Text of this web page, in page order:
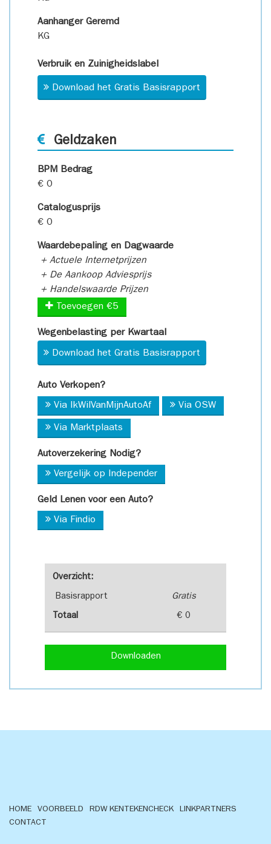
Overzicht:
Basisrapport Gratis
Totaal € 0
Downloaden
Aanhanger Geremd
KG
Verbruik en Zuinigheidslabel
Download het Gratis Basisrapport
Geldzaken
BPM Bedrag
€ 0
Catalogusprijs
€ 0
Waardebepaling en Dagwaarde
+ Actuele Internetprijzen
+ De Aankoop Adviesprijs
+ Handelswaarde Prijzen
Toevoegen €5
Wegenbelasting per Kwartaal
Download het Gratis Basisrapport
Auto Verkopen?
Via IkWilVanMijnAutoAf Via OSW
Via Marktplaats
Autoverzekering Nodig?
Vergelijk op Independer
Geld Lenen voor een Auto?
Via Findio
HOME VOORBEELD RDW KENTEKENCHECK
LINKPARTNERS
CONTACT